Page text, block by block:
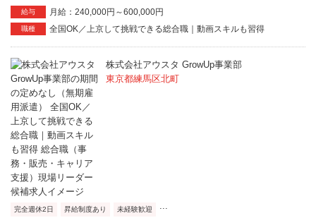
給与 月給：240,000円～600,000円
職種 全国OK／上京して挑戦できる総合職｜動画スキルも習得
株式会社アウスタ GrowUp事業部
東京都練馬区北町
完全週休2日 昇給制度あり 未経験歓迎 ...